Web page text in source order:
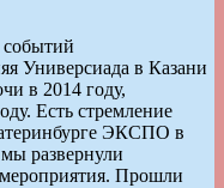
событий
Универсиада в Казани
в 2014 году,
Есть стремление
ЭКСПО в
развернули
Прошли